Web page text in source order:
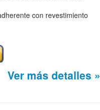
con revestimiento
Ver más detalles »